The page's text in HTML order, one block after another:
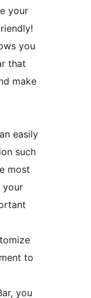
your
you
that
make
easily
such
most
your
to
you